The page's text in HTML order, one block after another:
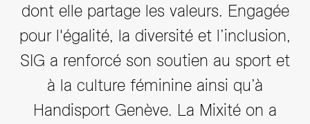
dont elle partage les valeurs. Engagée
pour l'égalité, la diversité et l’inclusion,
SIG a renforcé son soutien au sport et
à la culture féminine ainsi qu’à
Handisport Genève. La Mixité on a